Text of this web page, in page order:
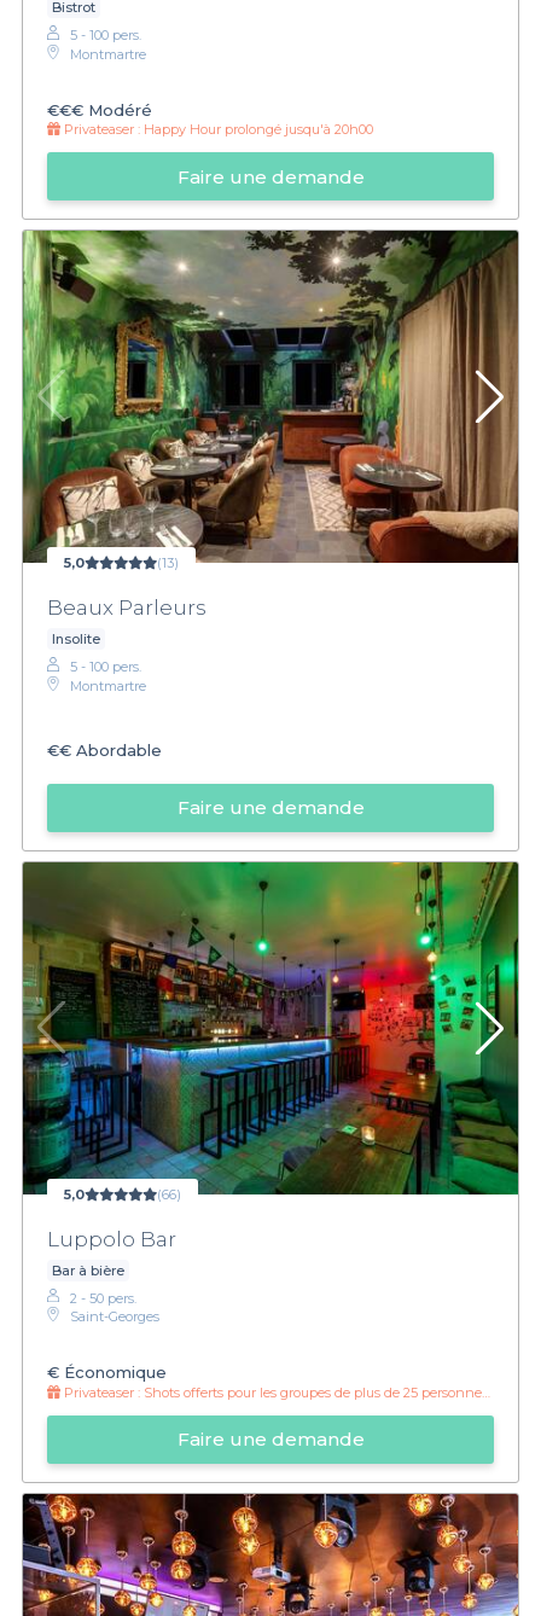
Bistrot
5 - 100 pers.
Montmartre
€€€ Modéré
Privateaser : Happy Hour prolongé jusqu'à 20h00
Faire une demande
5,0 (13)
Beaux Parleurs
Insolite
5 - 100 pers.
Montmartre
€€ Abordable
Faire une demande
5,0 (66)
Luppolo Bar
Bar à bière
2 - 50 pers.
Saint-Georges
€ Économique
Privateaser : Shots offerts pour les groupes de plus de 25 personnes !
Faire une demande